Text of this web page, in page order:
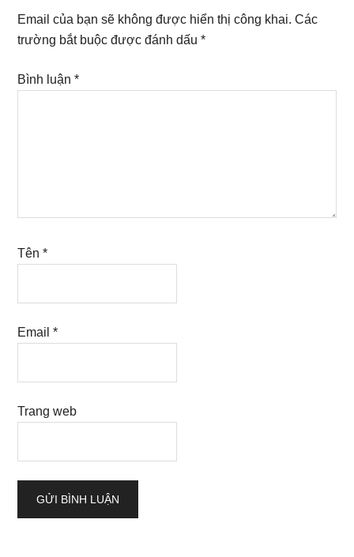
Interactions
Email của bạn sẽ không được hiển thị công khai. Các
trường bắt buộc được đánh dấu*
Bình luận*
Tên*
Email*
Trang web